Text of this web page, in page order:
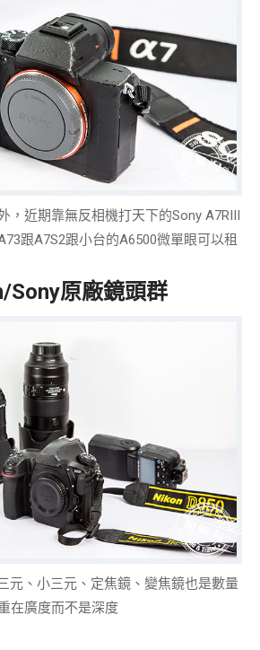
，近期靠無反相機打天下的Sony A7RIII
跟A7S2跟小台的A6500微單眼可以租
Sony原廠鏡頭群
元、小三元、定焦鏡、變焦鏡也是數量
在廣度而不是深度